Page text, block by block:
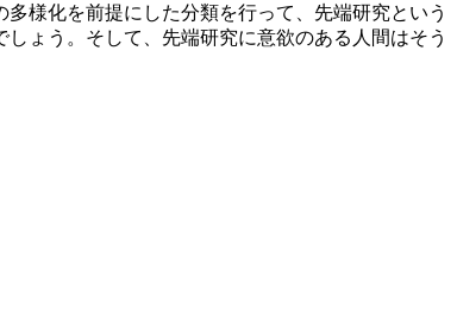
様化を前提にした分類を行って、先端研究という
ょう。そして、先端研究に意欲のある人間はそう